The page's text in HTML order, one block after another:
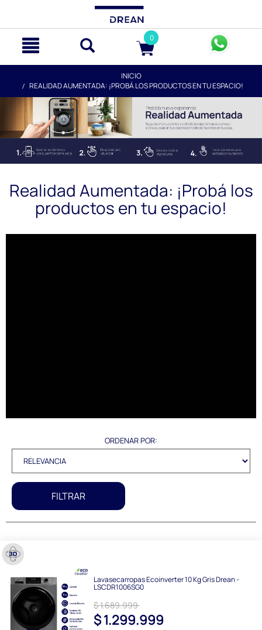
0
INICIO
REALIDAD AUMENTADA: ¡PROBÁ LOS PRODUCTOS EN TU ESPACIO!
Realidad Aumentada: ¡Probá los
productos en tu espacio!
ORDENAR POR:
FILTRAR
Lavasecarropas Ecoinverter 10 Kg Gris Drean -
LSCDR1006SG0
$ 1.689.999
$ 1.299.999